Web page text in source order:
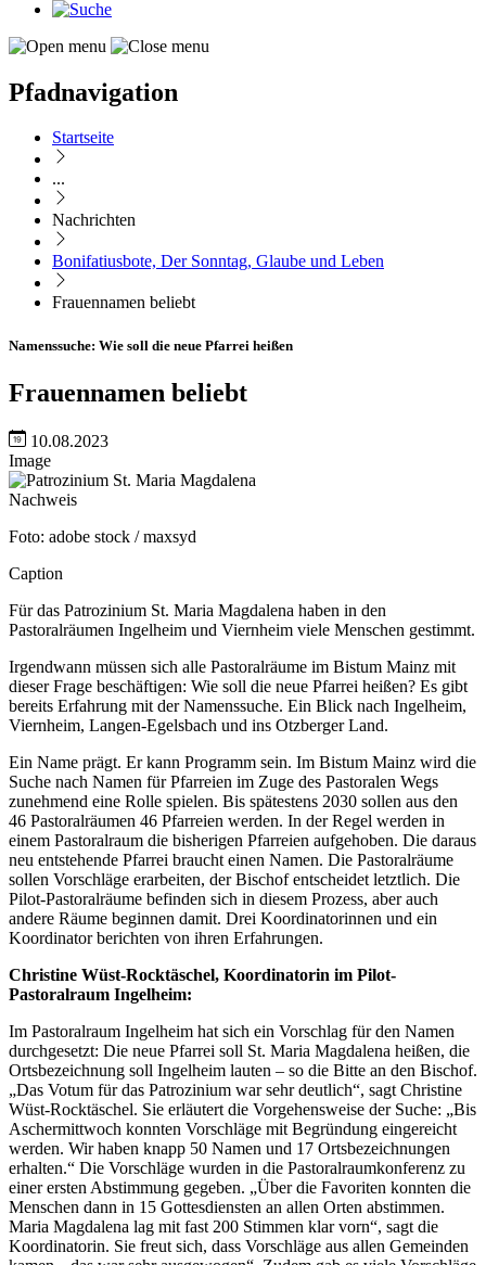
Pfadnavigation
Startseite
...
Nachrichten
Bonifatiusbote, Der Sonntag, Glaube und Leben
Frauennamen beliebt
Namenssuche: Wie soll die neue Pfarrei heißen
Frauennamen beliebt
10.08.2023
Image
Nachweis
Foto: adobe stock / maxsyd
Caption
Für das Patrozinium St. Maria Magdalena haben in den
Pastoralräumen Ingelheim und Viernheim viele Menschen gestimmt.
Irgendwann müssen sich alle Pastoralräume im Bistum Mainz mit
dieser Frage beschäftigen: Wie soll die neue Pfarrei heißen? Es gibt
bereits Erfahrung mit der Namenssuche. Ein Blick nach Ingelheim,
Viernheim, Langen-Egelsbach und ins Otzberger Land.
Ein Name prägt. Er kann Programm sein. Im Bistum Mainz wird die
Suche nach Namen für Pfarreien im Zuge des Pastoralen Wegs
zunehmend eine Rolle spielen. Bis spätestens 2030 sollen aus den
46 Pastoralräumen 46 Pfarreien werden. In der Regel werden in
einem Pastoralraum die bisherigen Pfarreien aufgehoben. Die daraus
neu entstehende Pfarrei braucht einen Namen. Die Pastoralräume
sollen Vorschläge erarbeiten, der Bischof entscheidet letztlich. Die
Pilot-Pastoralräume befinden sich in diesem Prozess, aber auch
andere Räume beginnen damit. Drei Koordinatorinnen und ein
Koordinator berichten von ihren Erfahrungen.
Christine Wüst-Rocktäschel, Koordinatorin im Pilot-
Pastoralraum Ingelheim:
Im Pastoralraum Ingelheim hat sich ein Vorschlag für den Namen
durchgesetzt: Die neue Pfarrei soll St. Maria Magdalena heißen, die
Ortsbezeichnung soll Ingelheim lauten – so die Bitte an den Bischof.
„Das Votum für das Patrozinium war sehr deutlich“, sagt Christine
Wüst-Rocktäschel. Sie erläutert die Vorgehensweise der Suche: „Bis
Aschermittwoch konnten Vorschläge mit Begründung eingereicht
werden. Wir haben knapp 50 Namen und 17 Ortsbezeichnungen
erhalten.“ Die Vorschläge wurden in die Pastoralraumkonferenz zu
einer ersten Abstimmung gegeben. „Über die Favoriten konnten die
Menschen dann in 15 Gottesdiensten an allen Orten abstimmen.
Maria Magdalena lag mit fast 200 Stimmen klar vorn“, sagt die
Koordinatorin. Sie freut sich, dass Vorschläge aus allen Gemeinden